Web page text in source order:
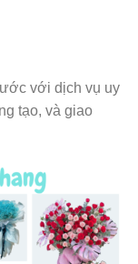
với dịch vụ uy
tạo, và giao